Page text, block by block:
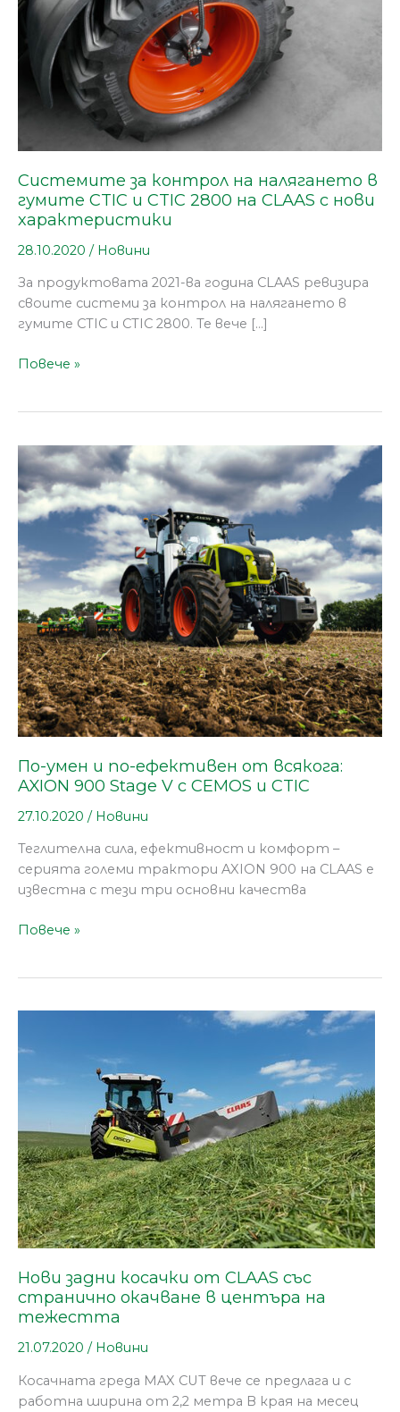
Системите за контрол на налягането в
гумите CTIC и CTIC 2800 на CLAAS с нови
характеристики
28.10.2020 / Новини
За продуктовата 2021-ва година CLAAS ревизира
своите системи за контрол на налягането в
гумите CTIC и CTIC 2800. Те вече […]
CTIC
2800
нови
характеристики
Повече »
По-умен и по-ефективен от всякога:
AXION 900 Stage V с CEMOS и CTIC
27.10.2020 / Новини
Теглителна сила, ефективност и комфорт –
серията големи трактори AXION 900 на CLAAS е
известна с тези три основни качества
По-
умен
и
по-
ефективен
от
всякога:
AXION
900
Stage
V
с
CEMOS
и
CTIC
Повече »
Нови задни косачки от CLAAS със
странично окачване в центъра на
тежестта
21.07.2020 / Новини
Косачната греда MAX CUT вече се предлага и с
работна ширина от 2,2 метра В края на месец
от
странично
окачване
в
центъра
на
тежестта